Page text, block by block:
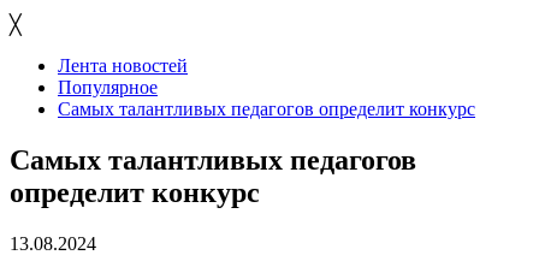
╳
Лента новостей
Популярное
Самых талантливых педагогов определит конкурс
Самых талантливых педагогов
определит конкурс
13.08.2024